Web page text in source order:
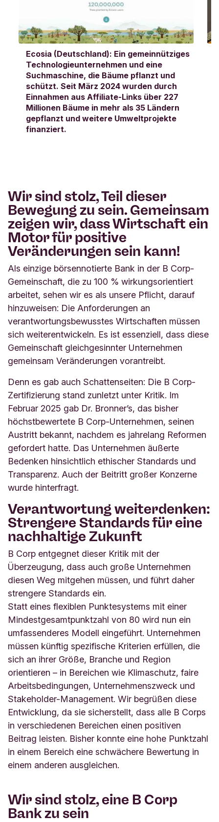
Ecosia (Deutschland): Ein gemeinnütziges
Technologieunternehmen und eine
Suchmaschine, die Bäume pflanzt und
schützt. Seit März 2024 wurden durch
Einnahmen aus Affiliate-Links über 227
Millionen Bäume in mehr als 35 Ländern
gepflanzt und weitere Umweltprojekte
finanziert.
Wir sind stolz, Teil dieser
Bewegung zu sein. Gemeinsam
zeigen wir, dass Wirtschaft ein
Motor für positive
Veränderungen sein kann!
Als einzige börsennotierte Bank in der B Corp-
Gemeinschaft, die zu 100 % wirkungsorientiert
arbeitet, sehen wir es als unsere Pflicht, darauf
hinzuweisen: Die Anforderungen an
verantwortungsbewusstes Wirtschaften müssen
sich weiterentwickeln. Es ist essenziell, dass diese
Gemeinschaft gleichgesinnter Unternehmen
gemeinsam Veränderungen vorantreibt.
Denn es gab auch Schattenseiten: Die B Corp-
Zertifizierung stand zunletzt unter Kritik. Im
Februar 2025 gab Dr. Bronner’s, das bisher
höchstbewertete B Corp-Unternehmen, seinen
Austritt bekannt, nachdem es jahrelang Reformen
gefordert hatte. Das Unternehmen äußerte
Bedenken hinsichtlich ethischer Standards und
Transparenz. Auch der Beitritt großer Konzerne
wurde hinterfragt.
Verantwortung weiterdenken:
Strengere Standards für eine
nachhaltige Zukunft
B Corp entgegnet dieser Kritik mit der
Überzeugung, dass auch große Unternehmen
diesen Weg mitgehen müssen, und führt daher
strengere Standards ein.
Statt eines flexiblen Punktesystems mit einer
Mindestgesamtpunktzahl von 80 wird nun ein
umfassenderes Modell eingeführt. Unternehmen
müssen künftig spezifische Kriterien erfüllen, die
sich an ihrer Größe, Branche und Region
orientieren – in Bereichen wie Klimaschutz, faire
Arbeitsbedingungen, Unternehmenszweck und
Stakeholder-Management. Wir begrüßen diese
Entwicklung, da sie sicherstellt, dass alle B Corps
in verschiedenen Bereichen einen positiven
Beitrag leisten. Bisher konnte eine hohe Punktzahl
in einem Bereich eine schwächere Bewertung in
einem anderen ausgleichen.
Wir sind stolz, eine B Corp
Bank zu sein